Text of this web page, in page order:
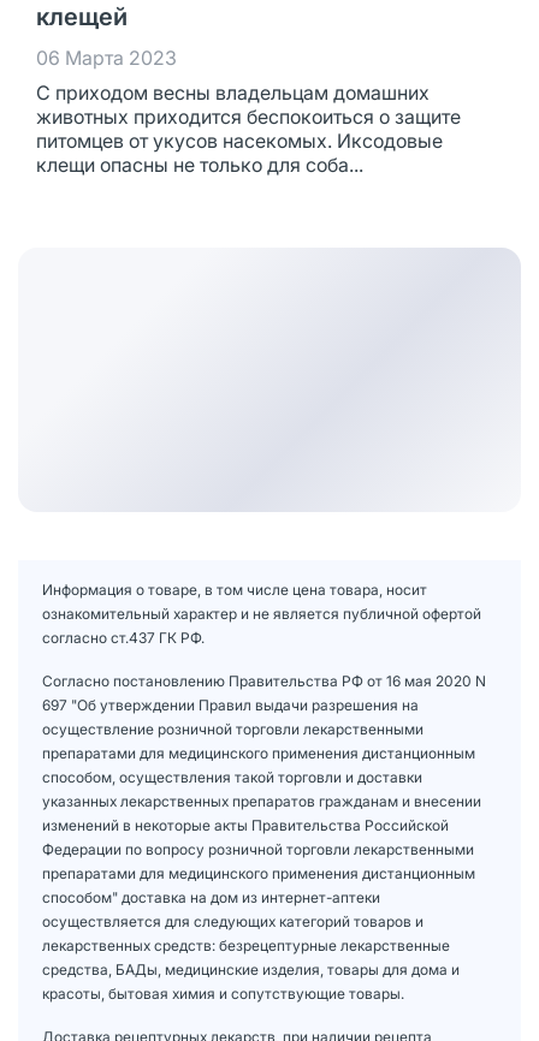
клещей
06 Марта 2023
С приходом весны владельцам домашних
животных приходится беспокоиться о защите
питомцев от укусов насекомых. Иксодовые
клещи опасны не только для соба...
Информация о товаре, в том числе цена товара, носит
ознакомительный характер и не является публичной офертой
согласно ст.437 ГК РФ.
Согласно постановлению Правительства РФ от 16 мая 2020 N
697 "Об утверждении Правил выдачи разрешения на
осуществление розничной торговли лекарственными
препаратами для медицинского применения дистанционным
способом, осуществления такой торговли и доставки
указанных лекарственных препаратов гражданам и внесении
изменений в некоторые акты Правительства Российской
Федерации по вопросу розничной торговли лекарственными
препаратами для медицинского применения дистанционным
способом" доставка на дом из интернет-аптеки
осуществляется для следующих категорий товаров и
лекарственных средств: безрецептурные лекарственные
средства, БАДы, медицинские изделия, товары для дома и
красоты, бытовая химия и сопутствующие товары.
Доставка рецептурных лекарств, при наличии рецепта